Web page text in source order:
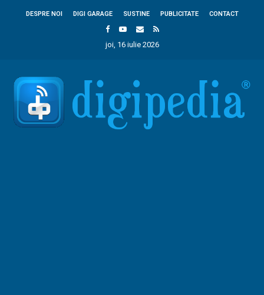
DESPRE NOI DIGI GARAGE SUSTINE PUBLICITATE CONTACT
joi, 16 iulie 2026